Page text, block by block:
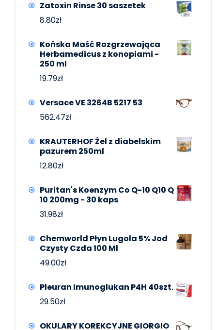
Zatoxin Rinse 30 saszetek
8.80zł
Końska Maść Rozgrzewająca
Herbamedicus z konopiami -
250 ml
19.79zł
Versace VE 3264B 5217 53
562.47zł
KRAUTERHOF Żel z diabelskim
pazurem 250ml
12.80zł
Puritan's Koenzym Co Q-10 Q10 Q
10 200mg - 30 kaps
31.98zł
Chemworld Płyn Lugola 5% Jod
Czysty Czda 100 Ml
49.00zł
Pleuran Imunoglukan P4H 40szt.
29.50zł
OKULARY KOREKCYJNE GIORGIO